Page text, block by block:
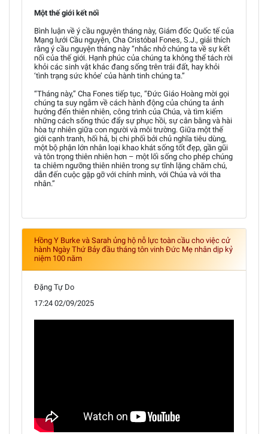
Một thế giới kết nối
Bình luận về ý cầu nguyện tháng này, Giám đốc Quốc tế của
Mạng lưới Cầu nguyện, Cha Cristóbal Fones, S.J., giải thích
rằng ý cầu nguyện tháng này “nhắc nhở chúng ta về sự kết
nối của thế giới. Hạnh phúc của chúng ta không thể tách rời
khỏi các sinh vật khác đang sống trên trái đất, hay khỏi
‘tình trạng sức khỏe’ của hành tinh chúng ta.”
“Tháng này,” Cha Fones tiếp tục, “Đức Giáo Hoàng mời gọi
chúng ta suy ngẫm về cách hành động của chúng ta ảnh
hưởng đến thiên nhiên, công trình của Chúa, và tìm kiếm
những cách sống thúc đẩy sự phục hồi, sự cân bằng và hài
hòa tự nhiên giữa con người và môi trường. Giữa một thế
giới cạnh tranh, hối hả, bị chi phối bởi chủ nghĩa tiêu dùng,
một bộ phận lớn nhân loại khao khát sống tốt đẹp, gần gũi
và tôn trọng thiên nhiên hơn – một lối sống cho phép chúng
ta chiêm ngưỡng thiên nhiên trong sự tĩnh lặng chăm chú,
dẫn đến cuộc gặp gỡ với chính mình, với Chúa và với tha
nhân.”
Hồng Y Burke và Sarah ủng hộ nỗ lực toàn cầu cho việc cử
hành Ngày Thứ Bảy đầu tháng tôn vinh Đức Mẹ nhân dịp kỷ
niệm 100 năm
Đặng Tự Do
17:24 02/09/2025